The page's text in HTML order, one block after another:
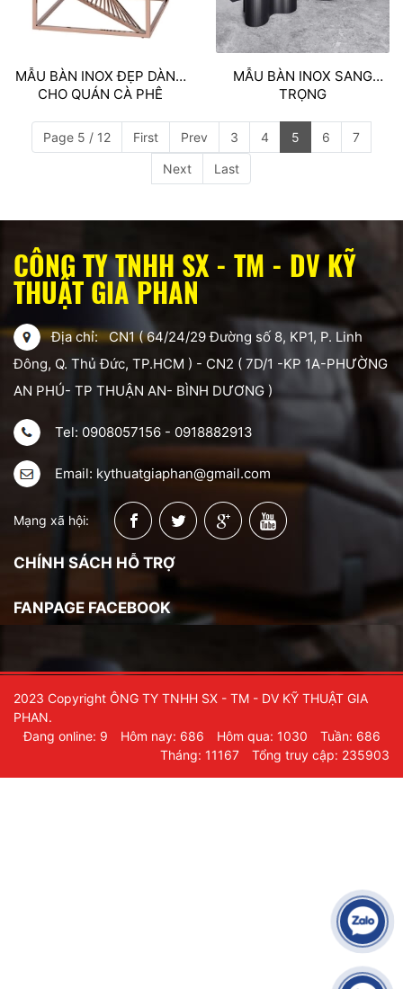
MẪU BÀN INOX ĐẸP DÀNH
CHO QUÁN CÀ PHÊ
MẪU BÀN INOX SANG
TRỌNG
Page 5 / 12 First Prev 3 4 5 6 7
Next Last
CÔNG TY TNHH SX - TM - DV KỸ
THUẬT GIA PHAN
Địa chỉ: CN1 ( 64/24/29 Đường số 8, KP1, P. Linh
Đông, Q. Thủ Đức, TP.HCM ) - CN2 ( 7D/1 -KP 1A-PHƯỜNG
AN PHÚ- TP THUẬN AN- BÌNH DƯƠNG )
Tel: 0908057156 - 0918882913
Email: kythuatgiaphan@gmail.com
Mạng xã hội:
CHÍNH SÁCH HỖ TRỢ
FANPAGE FACEBOOK
2023 Copyright ÔNG TY TNHH SX - TM - DV KỸ THUẬT GIA
PHAN.
Đang online: 9
Hôm nay: 686 Hôm qua: 1030
Tuần: 686
Tháng: 11167
Tổng truy cập: 235903